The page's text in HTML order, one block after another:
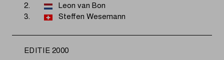
2.
Leon van Bon
3.
Steffen Wesemann
EDITIE 2000